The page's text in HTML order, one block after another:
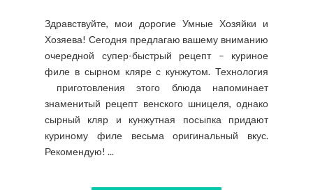
Здравствуйте, мои дорогие Умные Хозяйки и
Хозяева! Сегодня предлагаю вашему вниманию
очередной супер-быстрый рецепт – куриное
филе в сырном кляре с кунжутом. Технология
приготовления этого блюда напоминает
знаменитый рецепт венского шницеля, однако
сырный кляр и кунжутная посыпка придают
куриному филе весьма оригинальный вкус.
Рекомендую! ...